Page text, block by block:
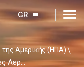
GR
της Αμερικής (ΗΠΑ)
JFK στο NYC Μεταφορές Αεροδρομίου